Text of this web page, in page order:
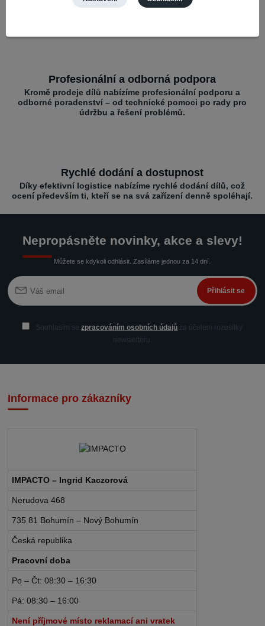
Nabízíme díly pro různé mobilní značky – vše na jednom
Profesionální a odborná podpora
Kromě prodeje dílů nabízíme profesionální podporu a
odborné poradenství – od technické pomoci po rady pro
údržbu a řešení problémů.
Rychlé dodání a dostupnost
Díky efektivní logistice nabízíme rychlé dodání dílů, což
ocení především ti, kteří se na svá zařízení denně spoléhají.
Nepropásněte novinky, akce a slevy!
Můžete se kdykoli odhlásit. Zasíláme jednou za 14 dní.
Přihlásit se
Souhlasím sezpracováním osobních údajů za účelem rozesílky
newsletteru.
Informace pro zákazníky
IMPACTO – Ingrid Kaczorová
Nerudova 468
735 81 Bohumín – Nový Bohumín
Česká republika
Pracovní doba
Po – Čt: 08:30 – 16:30
Pá: 08:30 – 16:00
Není příjmové místo reklamací ani vratek